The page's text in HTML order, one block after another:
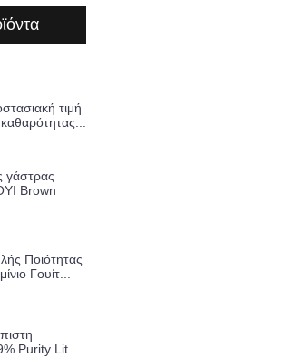
τιμή
γάστρας
Brown
Ποιότητας
Γουίτ...
Purity Lit...